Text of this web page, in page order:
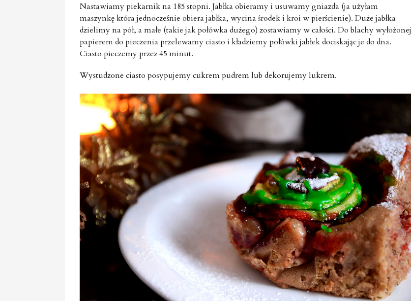
Nastawiamy piekarnik na 185 stopni. Jabłka obieramy i usuwamy gniazda (ja użyłam
maszynkę która jednocześnie obiera jabłka, wycina środek i kroi w pierścienie). Duże jabłka
dzielimy na pół, a małe (takie jak połówka dużego) zostawiamy w całości. Do blachy wyłożonej
papierem do pieczenia przelewamy ciasto i kładziemy połówki jabłek dociskając je do dna.
Ciasto pieczemy przez 45 minut.
Wystudzone ciasto posypujemy cukrem pudrem lub dekorujemy lukrem.